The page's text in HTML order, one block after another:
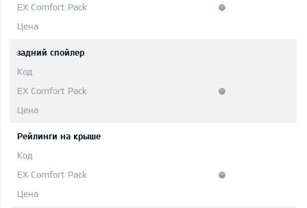
задний спойлер
Рейлинги на крыше